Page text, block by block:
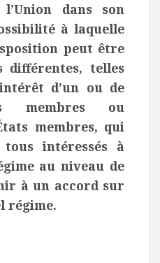
dans son
à laquelle
peut être
différentes, telles
d’un ou de
membres ou
membres, qui
intéressés à
au niveau de
à un accord sur
régime.